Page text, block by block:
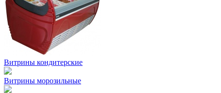
Витрины кондитерские
Витрины морозильные